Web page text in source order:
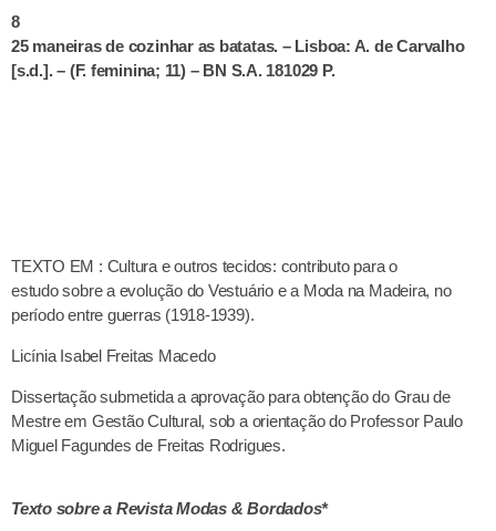
8
25 maneiras de cozinhar as batatas. – Lisboa: A. de Carvalho
[s.d.]. – (F. feminina; 11) – BN S.A. 181029 P.
TEXTO EM : Cultura e outros tecidos: contributo para o
estudo sobre a evolução do Vestuário e a Moda na Madeira, no
período entre guerras (1918-1939).
Licínia Isabel Freitas Macedo
Dissertação submetida a aprovação para obtenção do Grau de
Mestre em Gestão Cultural, sob a orientação do Professor Paulo
Miguel Fagundes de Freitas Rodrigues.
Texto sobre a Revista Modas & Bordados*